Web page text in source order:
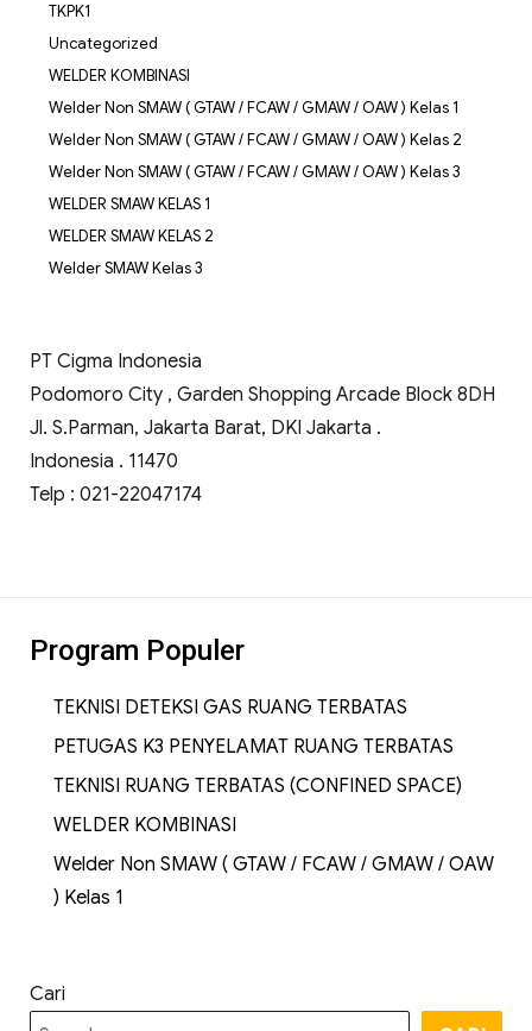
TKPK1
Uncategorized
WELDER KOMBINASI
Welder Non SMAW ( GTAW / FCAW / GMAW / OAW ) Kelas 1
Welder Non SMAW ( GTAW / FCAW / GMAW / OAW ) Kelas 2
Welder Non SMAW ( GTAW / FCAW / GMAW / OAW ) Kelas 3
WELDER SMAW KELAS 1
WELDER SMAW KELAS 2
Welder SMAW Kelas 3
PT Cigma Indonesia
Podomoro City , Garden Shopping Arcade Block 8DH
Jl. S.Parman, Jakarta Barat, DKI Jakarta .
Indonesia . 11470
Telp : 021-22047174
Program Populer
TEKNISI DETEKSI GAS RUANG TERBATAS
PETUGAS K3 PENYELAMAT RUANG TERBATAS
TEKNISI RUANG TERBATAS (CONFINED SPACE)
WELDER KOMBINASI
Welder Non SMAW ( GTAW / FCAW / GMAW / OAW
) Kelas 1
Cari